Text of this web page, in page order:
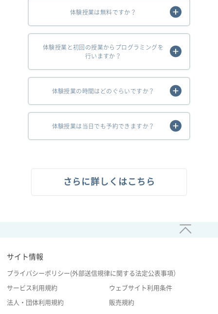
体験授業は無料ですか？
体験授業と初回の授業からプログラミングを
行いますか？
体験授業の時間はどのぐらいですか？
体験授業は当日でも予約できますか？
さらに詳しくはこちら
サイト情報
プライバシーポリシー(外部送信規律に関する法定公表事項）
サービス利用規約 ウェブサイト利用条件
法人・団体利用規約 販売規約